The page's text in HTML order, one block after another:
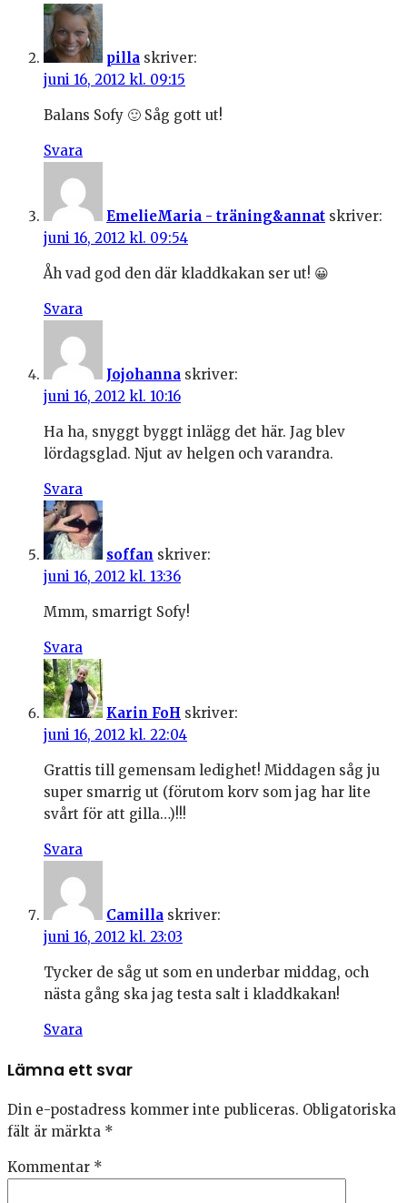
pilla skriver:
juni 16, 2012 kl. 09:15
Balans Sofy 🙂 Såg gott ut!
Svara
EmelieMaria - träning&annat skriver:
juni 16, 2012 kl. 09:54
Åh vad god den där kladdkakan ser ut! 😀
Svara
Jojohanna skriver:
juni 16, 2012 kl. 10:16
Ha ha, snyggt byggt inlägg det här. Jag blev
lördagsglad. Njut av helgen och varandra.
Svara
soffan skriver:
juni 16, 2012 kl. 13:36
Mmm, smarrigt Sofy!
Svara
Karin FoH skriver:
juni 16, 2012 kl. 22:04
Grattis till gemensam ledighet! Middagen såg ju
super smarrig ut (förutom korv som jag har lite
svårt för att gilla…)!!!
Svara
Camilla skriver:
juni 16, 2012 kl. 23:03
Tycker de såg ut som en underbar middag, och
nästa gång ska jag testa salt i kladdkakan!
Svara
Lämna ett svar
Din e-postadress kommer inte publiceras. Obligatoriska
fält är märkta *
Kommentar *